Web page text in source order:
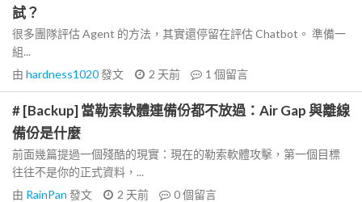
試？
很多團隊評估 Agent 的方法，其實還停留在評估 Chatbot。 準備一
組...
由 hardness1020發文 2 天前 1 個留言
# [Backup] 當勒索軟體連備份都不放過：Air Gap 與離線
備份是什麼
前面幾篇提過一個殘酷的現實：現在的勒索軟體攻擊，第一個目標
往往不是你的正式資料，...
由 RainPan 發文 2 天前 0個留言